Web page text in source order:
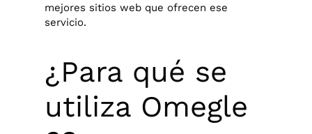
mejores sitios web que ofrecen ese
servicio.
¿Para qué se
utiliza Omegle